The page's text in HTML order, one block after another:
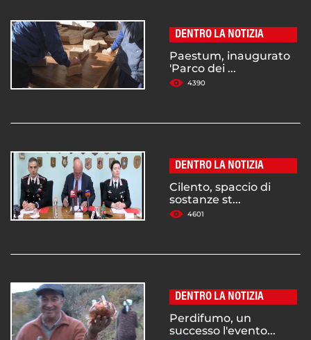
DENTRO LA NOTIZIA
Paestum, inaugurato
'Parco dei ...
4390
DENTRO LA NOTIZIA
Cilento, spaccio di
sostanze st...
4601
DENTRO LA NOTIZIA
Perdifumo, un
successo l'evento...